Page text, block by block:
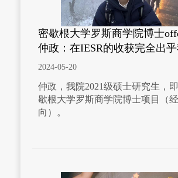
密歇根大学罗斯商学院博士
仲政：在IESR的收获完全出
2024-05-20
仲政，我院2021级硕士研究生，
歇根大学罗斯商学院博士项目（
向）。